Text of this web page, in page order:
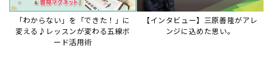
タショップと接続してご利用いただいているお客
様への重要なお知らせです。